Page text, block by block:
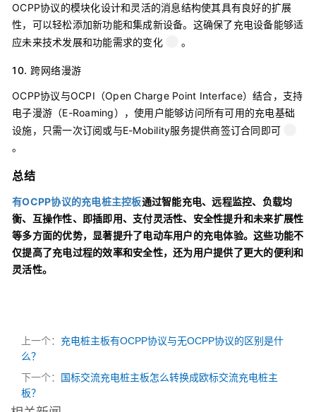
OCPP协议的模块化设计和灵活的消息结构使其具有良好的扩展
性，可以轻松添加新功能和集成新设备。这确保了充电设备能够适
应未来技术发展和功能需求的变化
。
10. 跨网络漫游
OCPP协议与OCPI（Open Charge Point Interface）结合，支持
电子漫游（E-Roaming），使用户能够访问所有可用的充电基础
设施，只需一次订阅或与E-Mobility服务提供商签订合同即可
。
总结
有OCPP协议的充电桩主控板通过智能充电、远程监控、负载均
衡、互操作性、即插即用、支付灵活性、安全性提升和未来扩展性
等多方面的优势，显著提升了电动车用户的充电体验。这些功能不
仅提高了充电过程的效率和安全性，还为用户提供了更大的便利和
灵活性。
上一个： 充电桩主板有OCPP协议与无OCPP协议的区别是什
么？
下一个：
国标交流充电桩主板怎么转换成欧标交流充电桩主
板？